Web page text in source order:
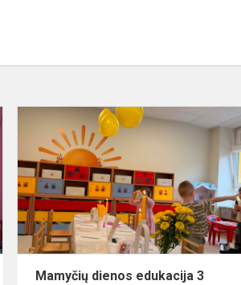
Šiaulių
ikimokyklinio
priešmokyklinio
ugdymo
švie...
Mamyčių dienos edukacija 3